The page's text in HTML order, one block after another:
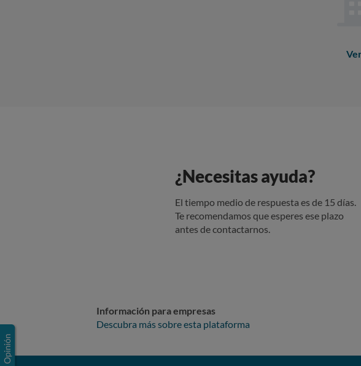
¿Necesitas ayuda?
El tiempo medio de respuesta es de 15 días.
Te recomendamos que esperes ese plazo
antes de contactarnos.
Información para empresas
Descubra más sobre esta plataforma